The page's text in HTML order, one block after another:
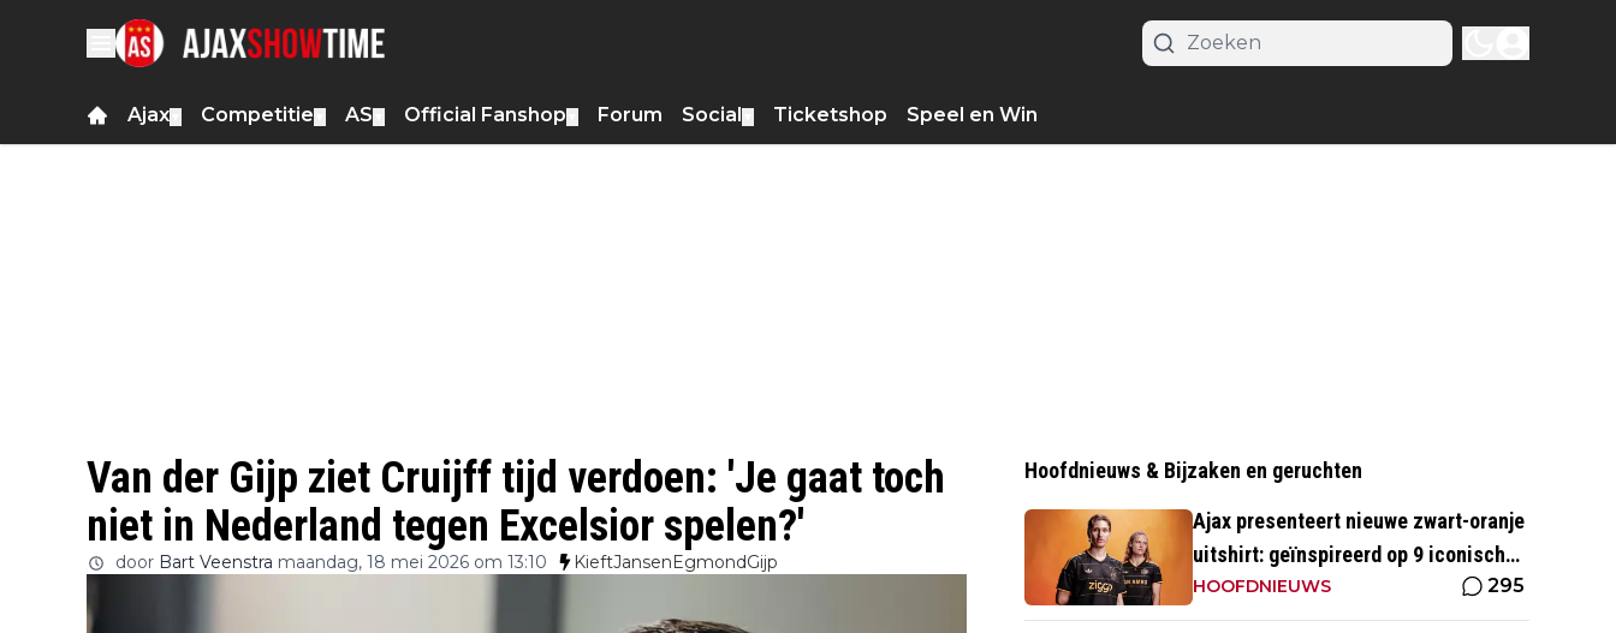
Ajax Competitie AS Official Fanshop Forum Social Ticketshop Speel en Win
Van der Gijp ziet Cruijff tijd verdoen: 'Je gaat toch
niet in Nederland tegen Excelsior spelen?'
door Bart Veenstra maandag, 18 mei 2026 om 13:10 KieftJansenEgmondGijp
Hoofdnieuws & Bijzaken en geruchten
Ajax presenteert nieuwe zwart-oranje
uitshirt: geïnspireerd op 9 iconische
momenten uit clubhistorie
HOOFDNIEUWS 295